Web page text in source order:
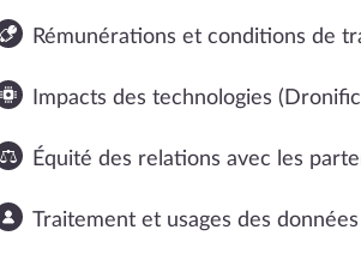
Rémunérations et conditions de
Impacts des technologies
Équité des relations avec les
Traitement et usages des